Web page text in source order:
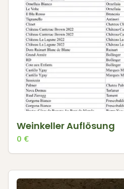
Weinkeller Auflösung
0 €